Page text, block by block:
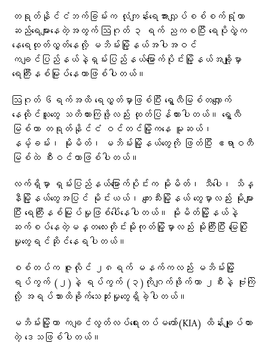
တရုတ်နိုင်ငံဘက်ခြမ်းက လုံကျန်းရေအားလျှပ်စစ်စက်ရုံဟာ
ဆည်ရေများနေတဲ့အတွက် ဩဂုတ် ၃ ရက် ညကစပြီး ရေပိုလွှဲက‌
နေရေထုတ်လွှတ်နေလို့ မဘိမ်းမြို့နယ်အပါအဝင်
ကချင်ပြည်နယ်နဲ့ရှမ်းပြည်နယ်မြောက်ပိုင်းမြို့နယ်အချို့မှာ
ရေကြီးနစ်မြုပ်နေတာဖြစ်ပါတယ်။
ဩဂုတ် ၆ရက်အထိ ရေလွှတ်မှာဖြစ်ပြီး ရွှေလီမြစ်တလျှောက်
နေထိုင်သူတွေ သတိထားကြဖို့လည်း ထုတ်ပြန်ထားပါတယ်။ ရွှေလီ
မြစ်ဟာ တရုတ်နိုင်ငံ ဝင်တင်မြို့ကနေ မူဆယ်၊
နမ့်ခမ်း၊ မိုးမိတ်၊ မဘိမ်းမြို့နယ်တွေကို ဖြတ်ပြီး ဧရာဝတီ
မြစ်ထဲ စီးဝင်တာဖြစ်ပါတယ်။
လက်ရှိမှာ ရှမ်းပြည်နယ်မြောက်ပိုင်းက မိုးမိတ်၊ သီပေါ၊ သိန္
နီမြို့နယ်တွေအပြင် မိုင်းယယ်၊ ကျေးသီးမြို့နယ်‌ တွေမှာလည်း မိုးများ
ပြီး ရေကြီးနစ်မြုပ်မှုဖြစ်ပေါ်နေပါတယ်။ မိုးမိတ်မြို့နယ်နဲ့
ဆက်စပ်နေတဲ့မန္တလေးတိုင်းမိုးကုတ်မြို့မှာလည်း မိုးကြီးပြီး မြေပြို
မှုတွေရင်ဆိုင်နေရပါတယ်။
စစ်တပ်က ဇူလိုင် ၂၈ရက် မနက်ကလည်း မဘိမ်းမြို့
ရပ်ကွက် (၂)နဲ့ ရပ်ကွက် (၃)ကိုဂျက်ဖိုက်တာ ၂စီးနဲ့ ဗုံးကြဲ
လို့ အရပ်သားထိခိုက်သေဆုံးမှုတွေရှိခဲ့ပါတယ်။
မဘိမ်းမြို့ဟာ ကချင်လွတ်လပ်ရေးတပ်မတော်(KIA) ထိန်းချုပ်ထား
တဲ့ ဒေသဖြစ်ပါတယ်။